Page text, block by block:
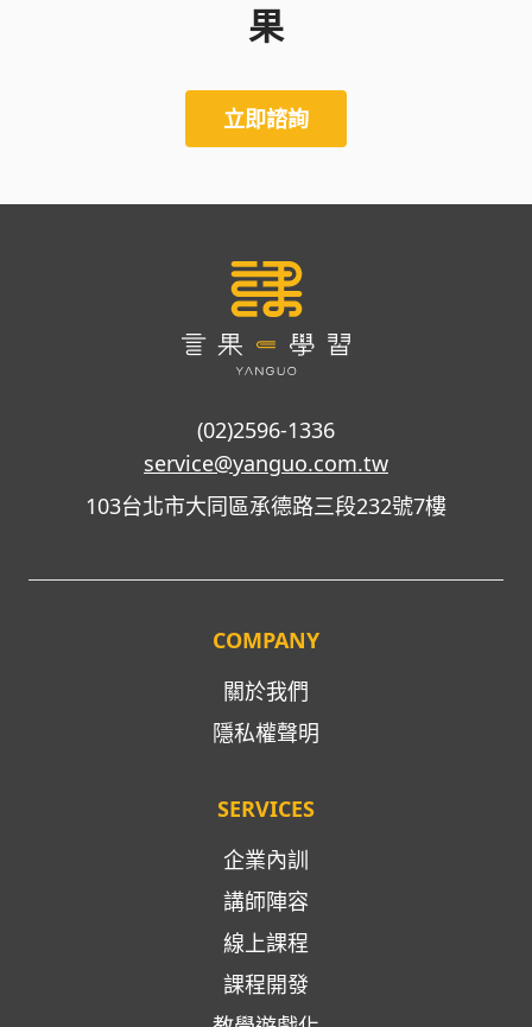
果
立即諮詢
(02)2596-1336
service@yanguo.com.tw
103台北市大同區承德路三段232號7樓
COMPANY
關於我們
隱私權聲明
SERVICES
企業內訓
講師陣容
線上課程
課程開發